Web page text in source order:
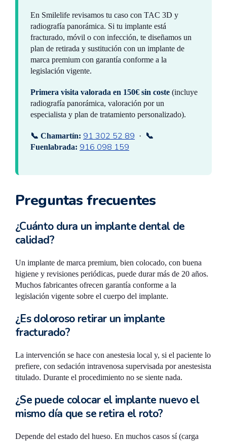
En Smilelife revisamos tu caso con TAC 3D y
radiografía panorámica. Si tu implante está
fracturado, móvil o con infección, te diseñamos un
plan de retirada y sustitución con un implante de
marca premium con garantía conforme a la
legislación vigente.
Primera visita valorada en 150€ sin coste (incluye
radiografía panorámica, valoración por un
especialista y plan de tratamiento personalizado).
📞 Chamartín: 91 302 52 89 ·
📞
Fuenlabrada: 916 098 159
Preguntas frecuentes
¿Cuánto dura un implante dental de
calidad?
Un implante de marca premium, bien colocado, con buena
higiene y revisiones periódicas, puede durar más de 20 años.
Muchos fabricantes ofrecen garantía conforme a la
legislación vigente sobre el cuerpo del implante.
¿Es doloroso retirar un implante
fracturado?
La intervención se hace con anestesia local y, si el paciente lo
prefiere, con sedación intravenosa supervisada por anestesista
titulado. Durante el procedimiento no se siente nada.
¿Se puede colocar el implante nuevo el
mismo día que se retira el roto?
Depende del estado del hueso. En muchos casos sí (carga